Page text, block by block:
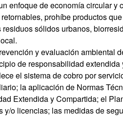
enfoque de economía circular
prohíbe productos
residuos sólidos urbanos,
y evaluación ambiental
de responsabilidad
el sistema de cobro por
la aplicación de Normas
Extendida y Compartida; el
y/o licencias; las medidas de